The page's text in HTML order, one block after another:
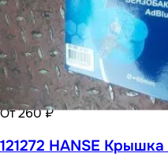
От 260 ₽
121272 HANSE